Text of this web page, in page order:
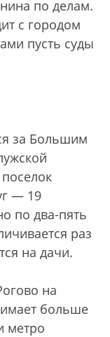
по делам.
с городом
пусть суды
за Большим
— 19
по два-пять
раз
на дачи.
на
больше
метро